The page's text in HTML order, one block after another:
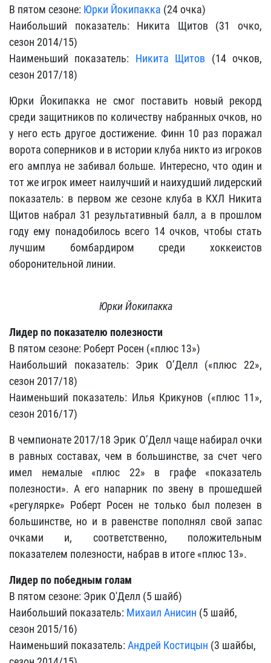
В пятом сезоне: Юрки Йокипакка (24 очка)
Наибольший показатель: Никита Щитов (31 очко,
сезон 2014/15)
Наименьший показатель: Никита Щитов (14 очков,
сезон 2017/18)
Юрки Йокипакка не смог поставить новый рекорд
среди защитников по количеству набранных очков, но
у него есть другое достижение. Финн 10 раз поражал
ворота соперников и в истории клуба никто из игроков
его амплуа не забивал больше. Интересно, что один и
тот же игрок имеет наилучший и наихудший лидерский
показатель: в первом же сезоне клуба в КХЛ Никита
Щитов набрал 31 результативный балл, а в прошлом
году ему понадобилось всего 14 очков, чтобы стать
лучшим бомбардиром среди хоккеистов
оборонительной линии.
Юрки Йокипакка
Лидер по показателю полезности
В пятом сезоне: Роберт Росен («плюс 13»)
Наибольший показатель: Эрик О’Делл («плюс 22»,
сезон 2017/18)
Наименьший показатель: Илья Крикунов («плюс 11»,
сезон 2016/17)
В чемпионате 2017/18 Эрик О’Делл чаще набирал очки
в равных составах, чем в большинстве, за счет чего
имел немалые «плюс 22» в графе «показатель
полезности». А его напарник по звену в прошедшей
«регулярке» Роберт Росен не только был полезен в
большинстве, но и в равенстве пополнял свой запас
очками и, соответственно, положительным
показателем полезности, набрав в итоге «плюс 13».
Лидер по победным голам
В пятом сезоне: Эрик О'Делл (5 шайб)
Наибольший показатель: Михаил Анисин (5 шайб,
сезон 2015/16)
Наименьший показатель:Андрей Костицын (3 шайбы,